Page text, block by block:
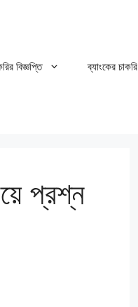
বিজ্ঞপ্তি ব্যাংকের চাকরি
প্রশ্ন